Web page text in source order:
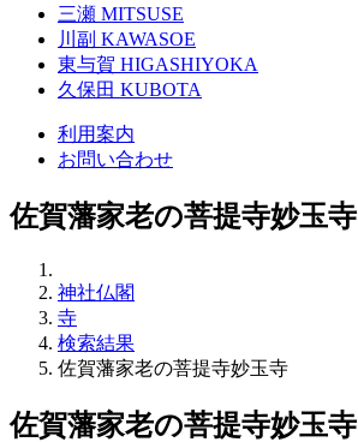
三瀬 MITSUSE
川副 KAWASOE
東与賀 HIGASHIYOKA
久保田 KUBOTA
利用案内
お問い合わせ
佐賀藩家老の菩提寺妙玉寺
神社仏閣
寺
検索結果
佐賀藩家老の菩提寺妙玉寺
佐賀藩家老の菩提寺妙玉寺